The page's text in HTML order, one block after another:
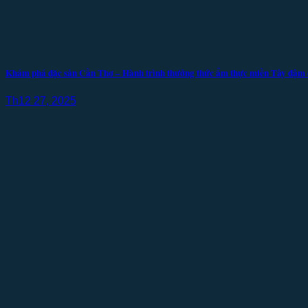
Khám phá đặc sản Cần Thơ – Hành trình thưởng thức ẩm thực miền Tây đậm
Th12 27, 2025